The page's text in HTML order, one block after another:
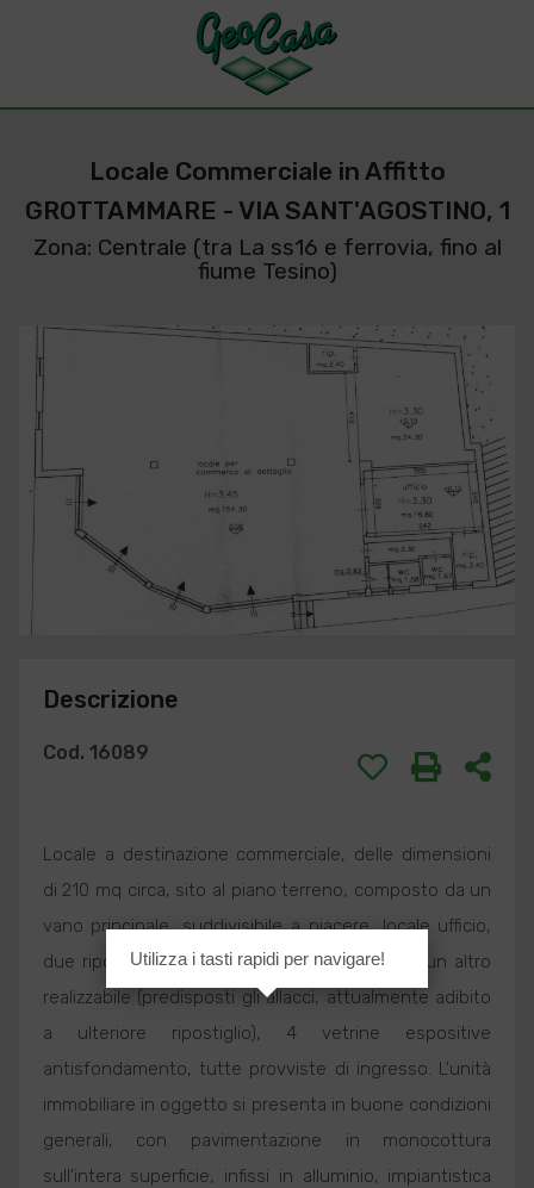
Locale Commerciale in Affitto
GROTTAMMARE - VIA SANT'AGOSTINO, 1
Zona: Centrale (tra La ss16 e ferrovia, fino al
fiume Tesino)
Descrizione
Cod. 16089
Locale a destinazione commerciale, delle dimensioni
di 210 mq circa, sito al piano terreno, composto da un
vano principale, suddivisibile a piacere, locale ufficio,
due ripostigli, un servizio igienico a norma e un altro
realizzabile (predisposti gli allacci, attualmente adibito
a ulteriore ripostiglio), 4 vetrine espositive
antisfondamento, tutte provviste di ingresso. L'unità
immobiliare in oggetto si presenta in buone condizioni
generali, con pavimentazione in monocottura
sull'intera superficie, infissi in alluminio, impiantistica
Utilizza i tasti rapidi per navigare!